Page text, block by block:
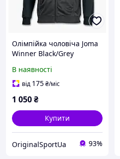
Олімпійка чоловіча Joma
Winner Black/Grey
В наявності
від 175₴/міс
1 050₴
Купити
OriginalSportUa 93%